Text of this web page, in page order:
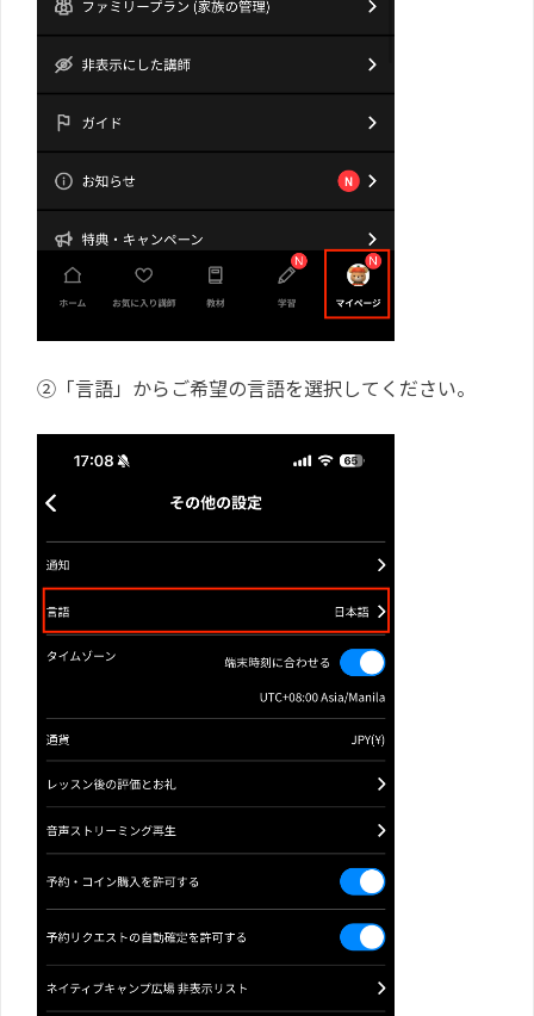
②「言語」からご希望の言語を選択してください。